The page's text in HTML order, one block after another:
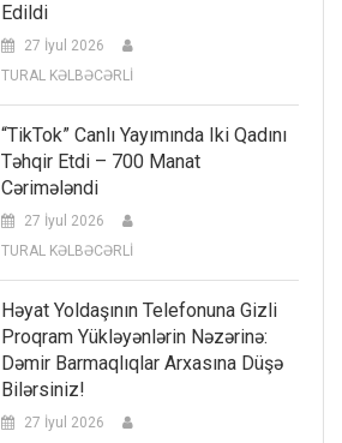
Edildi
27 İyul 2026
TURAL KƏLBƏCƏRLİ
“TikTok” Canlı Yayımında Iki Qadını
Təhqir Etdi – 700 Manat
Cərimələndi
27 İyul 2026
TURAL KƏLBƏCƏRLİ
Həyat Yoldaşının Telefonuna Gizli
Proqram Yükləyənlərin Nəzərinə:
Dəmir Barmaqlıqlar Arxasına Düşə
Bilərsiniz!
27 İyul 2026